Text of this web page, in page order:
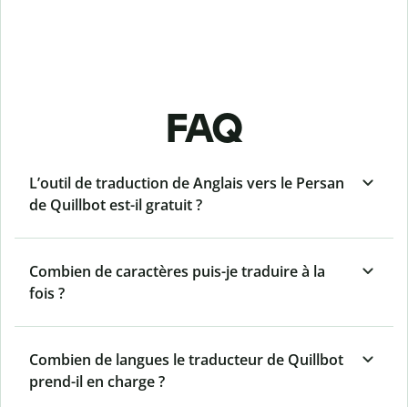
FAQ
L’outil de traduction de Anglais vers le Persan
de Quillbot est-il gratuit ?
Combien de caractères puis-je traduire à la
fois ?
Combien de langues le traducteur de Quillbot
prend-il en charge ?